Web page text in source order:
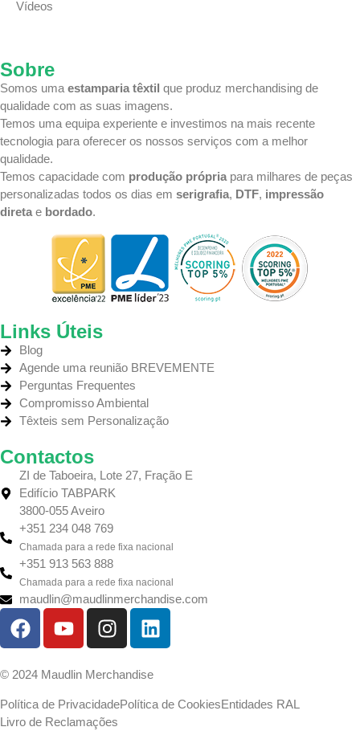
Vídeos
Sobre
Somos uma estamparia têxtil que produz merchandising de
qualidade com as suas imagens.
Temos uma equipa experiente e investimos na mais recente
tecnologia para oferecer os nossos serviços com a melhor
qualidade.
Temos capacidade com produção própria para milhares de peças
personalizadas todos os dias em serigrafia, DTF, impressão
direta e bordado.
Links Úteis
Blog
Agende uma reunião BREVEMENTE
Perguntas Frequentes
Compromisso Ambiental
Têxteis sem Personalização
Contactos
ZI de Taboeira, Lote 27, Fração E
Edifício TABPARK
3800-055 Aveiro
+351 234 048 769
Chamada para a rede fixa nacional
+351 913 563 888
Chamada para a rede fixa nacional
maudlin@maudlinmerchandise.com
© 2024 Maudlin Merchandise
Política de PrivacidadePolítica de CookiesEntidades RAL
Livro de Reclamações